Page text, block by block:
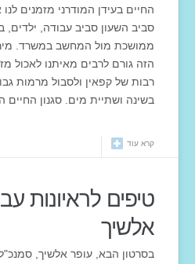
החיים בעידן המודרני מזמנים
סביב השעון סביב עבודה, ילדים,
ממושכת מול המחשב במשרד.
הזה גורם לרבים מאיתנו לאכול
רבות של קפאין ולסבול מרמות
בשינה ושתיית מים. סגנון
קרא עוד
טיפים לראיונות
אלשיך
בסרטון הבא, עופר אלשיך,